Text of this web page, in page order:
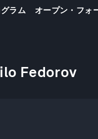
ラム オープン・フォ
Fedorov